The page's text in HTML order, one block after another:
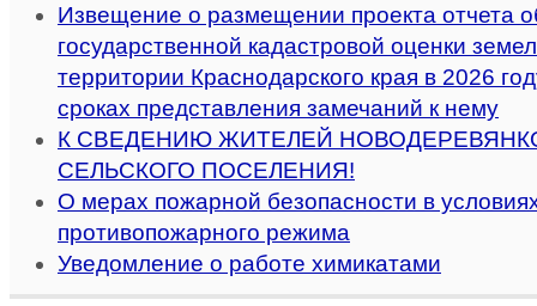
Извещение о размещении проекта отчета
государственной кадастровой оценки
территории Краснодарского края в 2026
сроках представления замечаний к нему
К СВЕДЕНИЮ ЖИТЕЛЕЙ
СЕЛЬСКОГО ПОСЕЛЕНИЯ!
О мерах пожарной безопасности в
противопожарного режима
Уведомление о работе химикатами